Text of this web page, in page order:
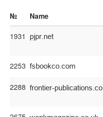
№ Name
1931
2253
2288